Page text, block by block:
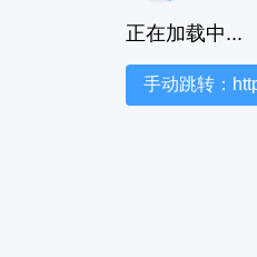
正在加载中...
手动跳转：